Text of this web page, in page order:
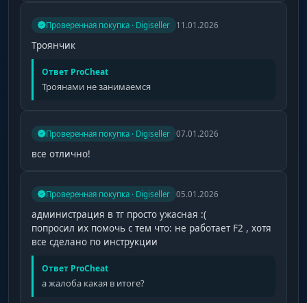
Проверенная покупка · Digiseller 11.01.2026
Троянчик
Ответ ProCheat
Троянами не занимаемся
Проверенная покупка · Digiseller 07.01.2026
все отлично!
Проверенная покупка · Digiseller 05.01.2026
администрация в тг просто ужасная :(
попросил их помочь c тем что: не работает F2 , хотя
все сделано по инструкции
Ответ ProCheat
а жалоба какая в итоге?